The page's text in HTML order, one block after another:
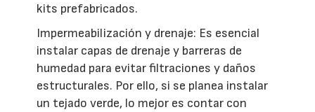
kits prefabricados.
Impermeabilización y drenaje: Es esencial
instalar capas de drenaje y barreras de
humedad para evitar filtraciones y daños
estructurales. Por ello, si se planea instalar
un tejado verde, lo mejor es contar con